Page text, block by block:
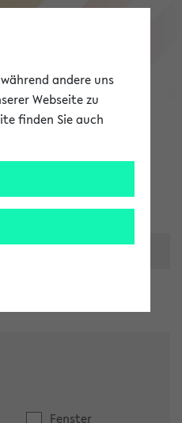
Fenster
andere uns
Webseite zu
finden Sie auch